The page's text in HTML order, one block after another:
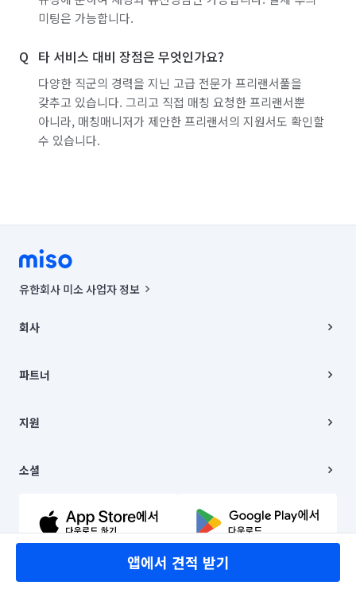
미팅은 가능합니다.
타 서비스 대비 장점은 무엇인가요?
다양한 직군의 경력을 지닌 고급 전문가 프리랜서풀을
갖추고 있습니다. 그리고 직접 매칭 요청한 프리랜서뿐
아니라, 매칭매니저가 제안한 프리랜서의 지원서도 확인할
수 있습니다.
앱에서 견적 받기
유한회사 미소 사업자 정보
00019 |
주소 | 본사: 서울특별시 종로구 율곡로 6(중학동, 트윈트리빌딩) B동 5층
컨택센터 : 서울특별시 종로구 수송동 율곡로 24, 7층, 8층 미소
상품, 상품정보, 거래에 관한 의무와 책임은 거래당사자에게 있습니다.
언론 보도 관련 문의:
© 유한회사 미소. Miso, Inc. All Rights Reserved.
회사
채용
파트너
이사
지원
이용약관
문의하기
소셜
유튜브